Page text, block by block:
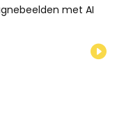
met AI